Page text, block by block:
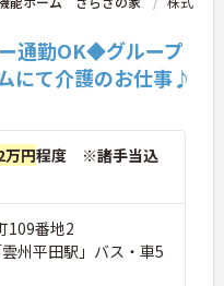
通勤OK◆グループ
にて介護のお仕事♪
万円程度 ※諸手当込
109番地2
州平田駅」バス・車5